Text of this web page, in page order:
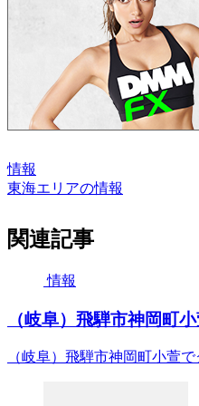
情報
東海エリアの情報
関連記事
情報
（岐阜）飛騨市神岡町
（岐阜）飛騨市神岡町小萱